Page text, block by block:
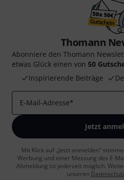
Thomann
Abonniere den Thomann
etwas Glück einen von 50
Inspirierende Beiträge
E-Mail-Adresse*
Jetzt
Mit Klick auf „Jetzt anmelden“
Werbung und einer Messung des E-
Abmeldung ist jederzeit möglich.
unseren